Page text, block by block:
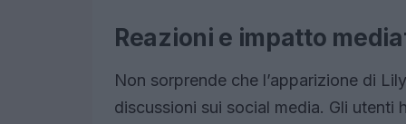
Reazioni e impatto
Non sorprende che l’apparizione di
discussioni sui social media. Gli utenti